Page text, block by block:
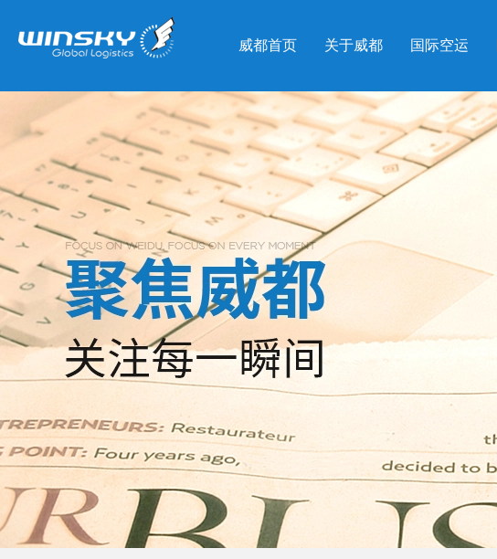
威都首页 关于威都 国际空运